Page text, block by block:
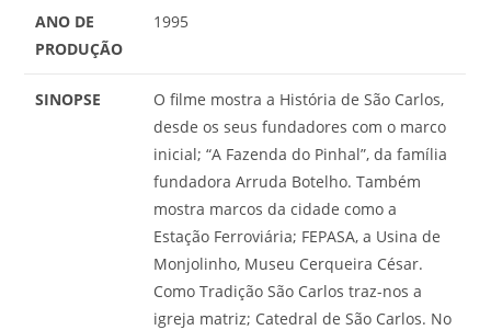
ANO DE
PRODUÇÃO
1995
SINOPSE
O filme mostra a História de São Carlos,
desde os seus fundadores com o marco
inicial; “A Fazenda do Pinhal”, da família
fundadora Arruda Botelho. Também
mostra marcos da cidade como a
Estação Ferroviária; FEPASA, a Usina de
Monjolinho, Museu Cerqueira César.
Como Tradição São Carlos traz-nos a
igreja matriz; Catedral de São Carlos. No